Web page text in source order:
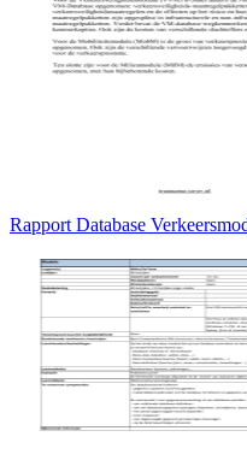
Rapport Database